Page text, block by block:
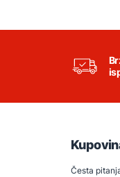
Česta